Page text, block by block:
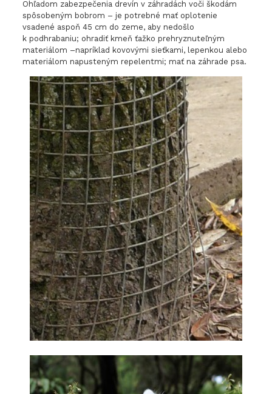
Ohľadom zabezpečenia drevín v záhradách voči škodám
spôsobeným bobrom – je potrebné mať oplotenie
vsadené aspoň 45 cm do zeme, aby nedošlo
k podhrabaniu; ohradiť kmeň ťažko prehryznuteľným
materiálom –napríklad kovovými sieťkami, lepenkou alebo
materiálom napusteným repelentmi; mať na záhrade psa.